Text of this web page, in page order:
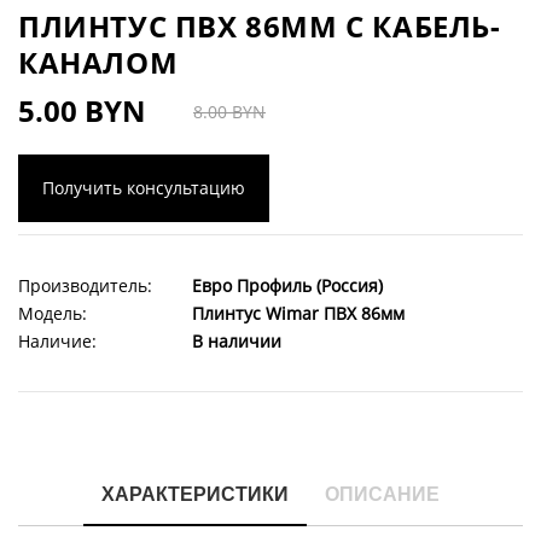
ПЛИНТУС ПВХ 86ММ С КАБЕЛЬ-
КАНАЛОМ
5.00 BYN
8.00 BYN
Получить консультацию
Производитель:
Евро Профиль (Россия)
Модель:
Плинтус Wimar ПВХ 86мм
Наличие:
В наличии
ХАРАКТЕРИСТИКИ ОПИСАНИЕ